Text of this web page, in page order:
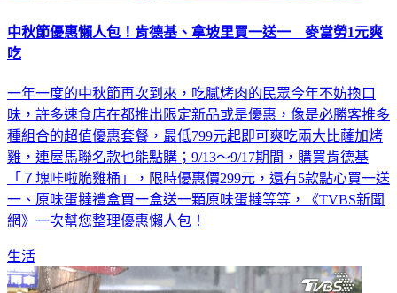
吃
味，許多速食店在都推出限定新品或是優惠，像是必勝客推多
種組合的超值優惠套餐，最低799元起即可爽吃兩大比薩加烤
雞，連屋馬聯名款也能點購；9/13～9/17期間，購買肯德基
「７塊咔啦脆雞桶」，限時優惠價299元，還有5款點心買一送
一、原味蛋撻禮盒買一盒送一顆原味蛋撻等等，《TVBS新聞
網》一次幫您整理優惠懶人包！